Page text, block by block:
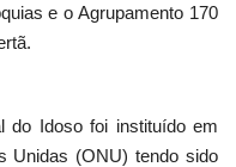
e o Agrupamento 170
do Idoso foi instituído em
Unidas (ONU) tendo sido